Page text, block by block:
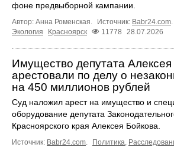
фоне предвыборной кампании.
Автор: Анна Роменская. Источник: Babr24.com
Экология
Красноярск 11778 28.07.2026
Имущество депутата Алексея
арестовали по делу о
на 450 миллионов рублей
Суд наложил арест на имущество и
оборудование депутата
Красноярского края Алексея Бойкова.
Источник: Babr24.com Политика